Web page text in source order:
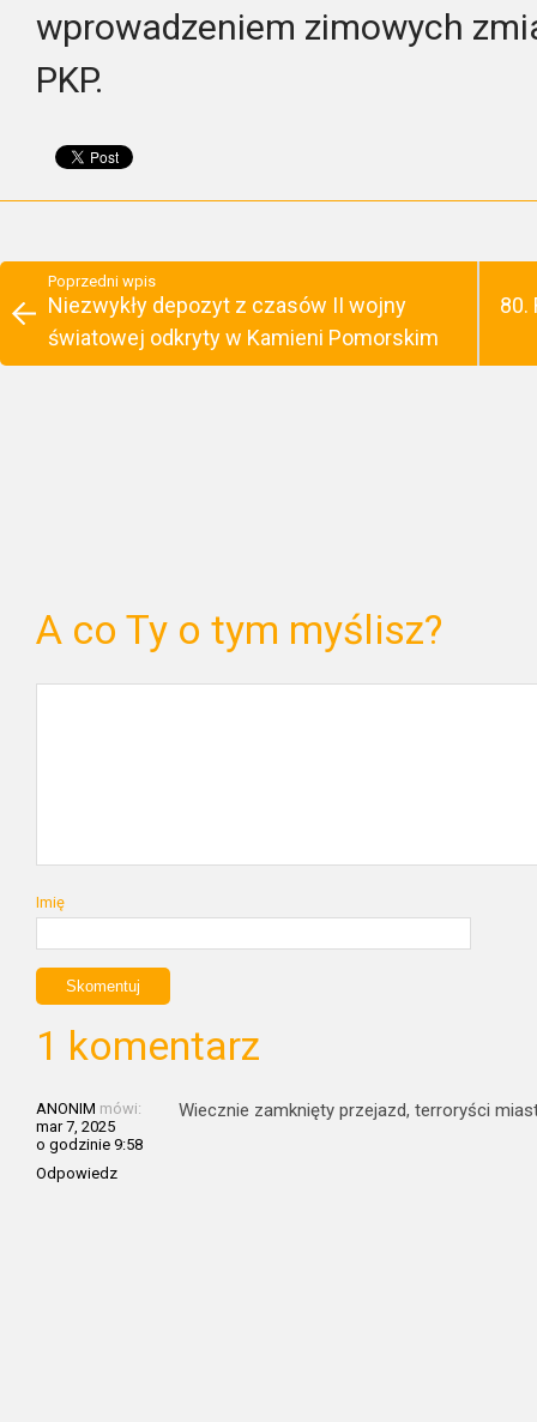
wprowadzeniem zimowych
PKP.
Poprzedni wpis
Niezwykły depozyt z czasów II wojny
światowej odkryty w Kamieni Pomorskim
80.
A co Ty o tym myślisz?
Imię
1 komentarz
ANONIM mówi:
mar 7, 2025
o godzinie 9:58
Odpowiedz
Wiecznie zamknięty przejazd, terroryści